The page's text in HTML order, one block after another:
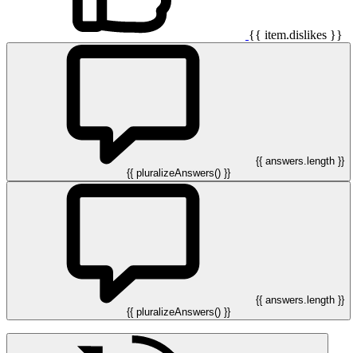
{{ item.dislikes }}
{{ answers.length }}
{{ pluralizeAnswers() }}
{{ answers.length }}
{{ pluralizeAnswers() }}